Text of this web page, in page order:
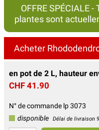
OFFRE SPÉCIALE
plantes sont
Acheter
en pot de 2 L, hauteur
CHF 41.90
N° de commande lp 3073
disponible
Délai de livraison